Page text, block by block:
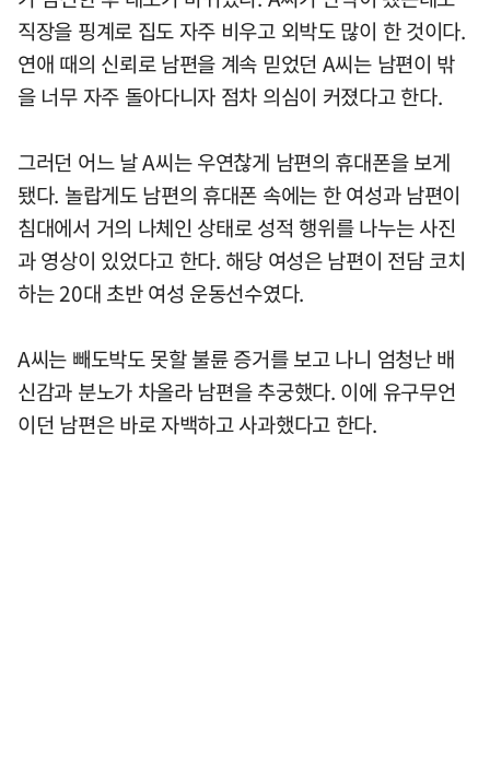
직장을 핑계로 집도 자주 비우고 외박도 많이 한 것이다.
연애 때의 신뢰로 남편을 계속 믿었던 A씨는 남편이 밖
을 너무 자주 돌아다니자 점차 의심이 커졌다고 한다.
그러던 어느 날 A씨는 우연찮게 남편의 휴대폰을 보게
됐다. 놀랍게도 남편의 휴대폰 속에는 한 여성과 남편이
침대에서 거의 나체인 상태로 성적 행위를 나누는 사진
과 영상이 있었다고 한다. 해당 여성은 남편이 전담 코치
하는 20대 초반 여성 운동선수였다.
A씨는 빼도박도 못할 불륜 증거를 보고 나니 엄청난 배
신감과 분노가 차올라 남편을 추궁했다. 이에 유구무언
이던 남편은 바로 자백하고 사과했다고 한다.